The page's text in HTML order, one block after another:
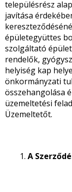
településrész
javítása
épületegyüttes
szolgáltató
rendelők,
helyiség kap
önkormányzati
összehangolása
üzemeltetési
Üzemeltetőt.
A